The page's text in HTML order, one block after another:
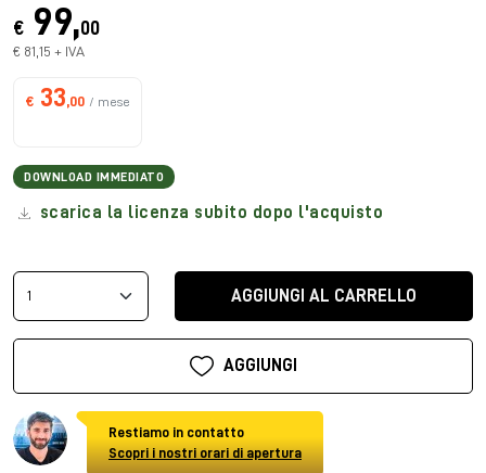
€ 99,00
€ 81,15 + IVA
€ 33 ,00 / mese
DOWNLOAD IMMEDIATO
scarica la licenza subito dopo l'acquisto
AGGIUNGI AL CARRELLO
AGGIUNGI
Restiamo in contatto
Scopri i nostri orari di apertura